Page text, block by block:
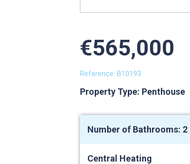
€565,000
Reference: B10193
Property Type: Penthouse
Number of Bathrooms: 2
Central Heating